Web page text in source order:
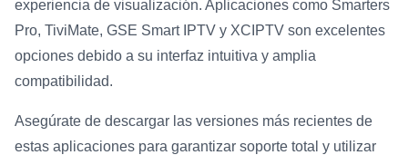
experiencia de visualización. Aplicaciones como Smarters
Pro, TiviMate, GSE Smart IPTV y XCIPTV son excelentes
opciones debido a su interfaz intuitiva y amplia
compatibilidad.
Asegúrate de descargar las versiones más recientes de
estas aplicaciones para garantizar soporte total y utilizar